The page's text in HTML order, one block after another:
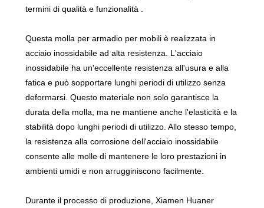
termini di qualità e funzionalità .
Questa molla per armadio per mobili è realizzata in
acciaio inossidabile ad alta resistenza. L'acciaio
inossidabile ha un'eccellente resistenza all'usura e alla
fatica e può sopportare lunghi periodi di utilizzo senza
deformarsi. Questo materiale non solo garantisce la
durata della molla, ma ne mantiene anche l'elasticità e la
stabilità dopo lunghi periodi di utilizzo. Allo stesso tempo,
la resistenza alla corrosione dell'acciaio inossidabile
consente alle molle di mantenere le loro prestazioni in
ambienti umidi e non arrugginiscono facilmente.
Durante il processo di produzione, Xiamen Huaner